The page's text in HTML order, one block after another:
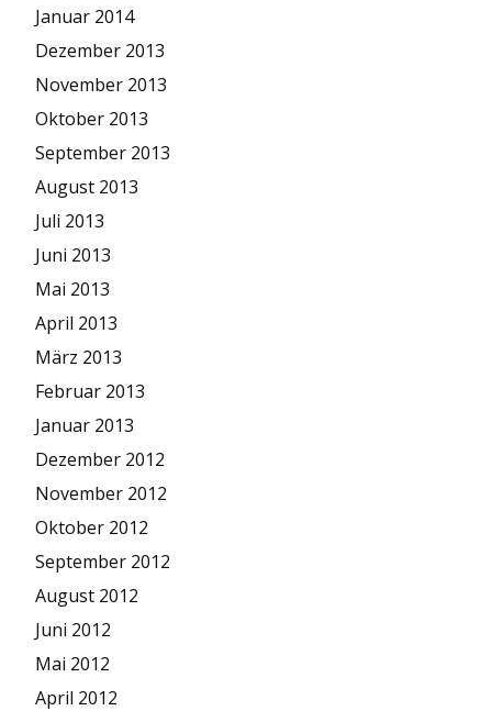
Januar 2014
Dezember 2013
November 2013
Oktober 2013
September 2013
August 2013
Juli 2013
Juni 2013
Mai 2013
April 2013
März 2013
Februar 2013
Januar 2013
Dezember 2012
November 2012
Oktober 2012
September 2012
August 2012
Juni 2012
Mai 2012
April 2012